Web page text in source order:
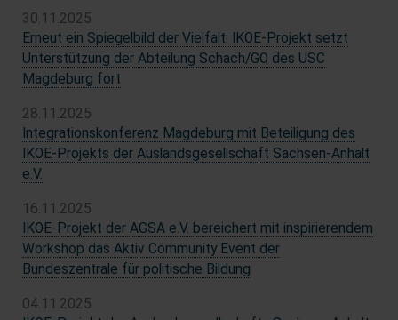
30.11.2025
Erneut ein Spiegelbild der Vielfalt: IKOE-Projekt setzt
Unterstützung der Abteilung Schach/GO des USC
Magdeburg fort
28.11.2025
Integrationskonferenz Magdeburg mit Beteiligung des
IKOE-Projekts der Auslandsgesellschaft Sachsen-Anhalt
e.V.
16.11.2025
IKOE-Projekt der AGSA e.V. bereichert mit inspirierendem
Workshop das Aktiv Community Event der
Bundeszentrale für politische Bildung
04.11.2025